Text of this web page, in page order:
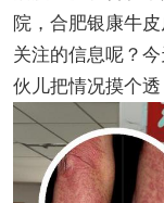
院，合肥银康牛
关注的信息呢？
伙儿把情况摸个透